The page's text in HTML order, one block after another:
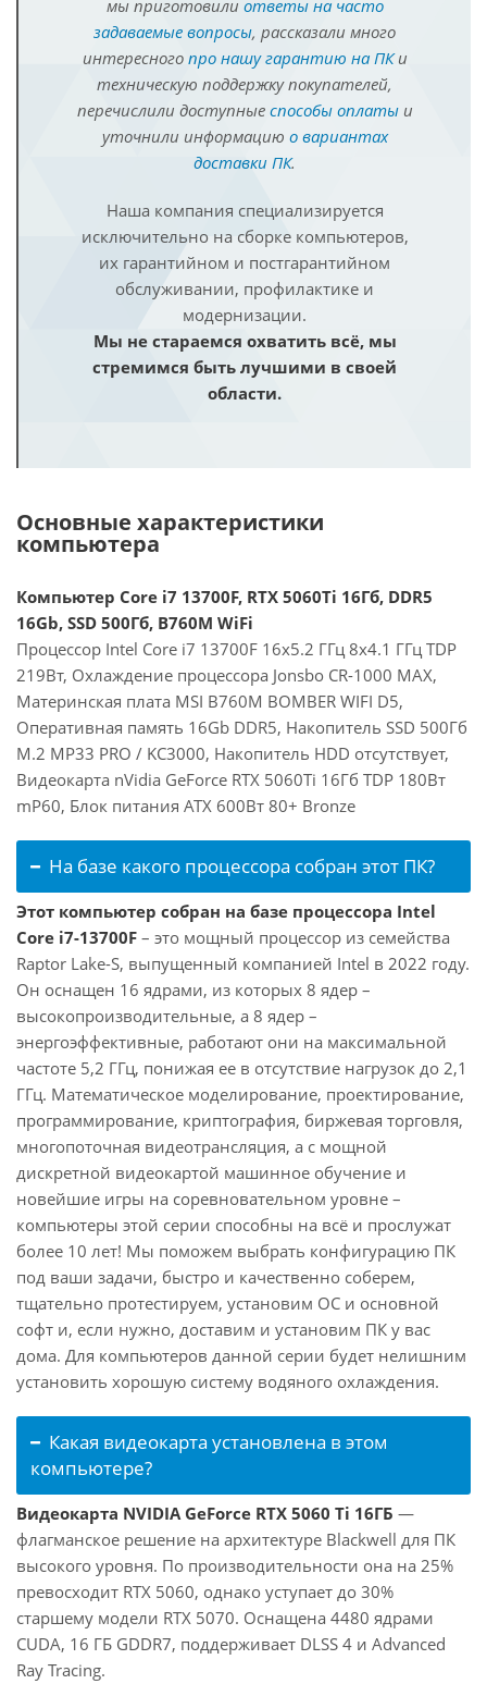
мы приготовили ответы на часто
задаваемые вопросы, рассказали много
интересного про нашу гарантию на ПКи
техническую поддержку покупателей,
перечислили доступные способы оплатыи
уточнили информацию о вариантах
доставки ПК.
Наша компания специализируется
исключительно на сборке компьютеров,
их гарантийном и постгарантийном
обслуживании, профилактике и
модернизации.
Мы не стараемся охватить всё, мы
стремимся быть лучшими в своей
области.
Основные характеристики
компьютера
Компьютер Core i7 13700F, RTX 5060Ti 16Гб, DDR5
16Gb, SSD 500Гб, B760M WiFi
Процессор Intel Core i7 13700F 16x5.2 ГГц 8x4.1 ГГц TDP
219Вт, Охлаждение процессора Jonsbo CR-1000 MAX,
Материнская плата MSI B760M BOMBER WIFI D5,
Оперативная память 16Gb DDR5, Накопитель SSD 500Гб
M.2 MP33 PRO / KC3000, Накопитель HDD отсутствует,
Видеокарта nVidia GeForce RTX 5060Ti 16Гб TDP 180Вт
mP60, Блок питания ATX 600Вт 80+ Bronze
На базе какого процессора собран этот ПК?
Этот компьютер собран на базе процессора Intel
Core i7-13700F – это мощный процессор из семейства
Raptor Lake-S, выпущенный компанией Intel в 2022 году.
Он оснащен 16 ядрами, из которых 8 ядер –
высокопроизводительные, а 8 ядер –
энергоэффективные, работают они на максимальной
частоте 5,2 ГГц, понижая ее в отсутствие нагрузок до 2,1
ГГц. Математическое моделирование, проектирование,
программирование, криптография, биржевая торговля,
многопоточная видеотрансляция, а с мощной
дискретной видеокартой машинное обучение и
новейшие игры на соревновательном уровне –
компьютеры этой серии способны на всё и прослужат
более 10 лет! Мы поможем выбрать конфигурацию ПК
под ваши задачи, быстро и качественно соберем,
тщательно протестируем, установим ОС и основной
софт и, если нужно, доставим и установим ПК у вас
дома. Для компьютеров данной серии будет нелишним
установить хорошую систему водяного охлаждения.
Какая видеокарта установлена в этом
компьютере?
Видеокарта NVIDIA GeForce RTX 5060 Ti 16ГБ —
флагманское решение на архитектуре Blackwell для ПК
высокого уровня. По производительности она на 25%
превосходит RTX 5060, однако уступает до 30%
старшему модели RTX 5070. Оснащена 4480 ядрами
CUDA, 16 ГБ GDDR7, поддерживает DLSS 4 и Advanced
Ray Tracing.